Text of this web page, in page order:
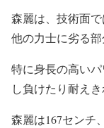
森麗は、技術面
他の力士に劣る部
特に身長の高い
し負けたり耐え
森麗は167センチ